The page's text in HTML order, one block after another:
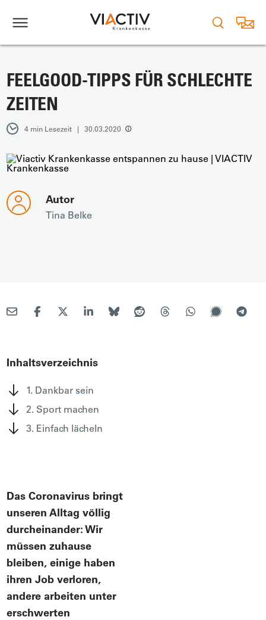
FEELGOOD-TIPPS FÜR SCHLECHTE
ZEITEN
4 min Lesezeit | 30.03.2020
Autor
Tina Belke
Inhaltsverzeichnis
1. Dankbar sein
2. Sport machen
3. Einfach lächeln
Das Coronavirus bringt
unseren Alltag völlig
durcheinander: Wir
müssen zuhause
bleiben, einige haben
ihren Job verloren,
andere arbeiten unter
erschwerten